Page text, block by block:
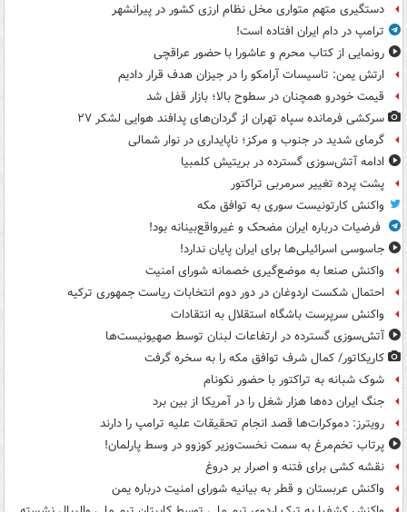
دستگیری متهم متواری مخل نظام ارزی کشور در پیرانشهر
ترامپ در دام ایران افتاده است!
رونمایی از کتاب محرم و عاشورا با حضور عراقچی
ارتش یمن: تاسیسات آرامکو را در جیزان هدف قرار دادیم
قیمت خودرو همچنان در سطوح بالا؛ بازار قفل شد
سرکشی فرمانده سپاه تهران از گردان‌های پدافند هوایی لشکر ۲۷
گرمای شدید در جنوب و مرکز؛ ناپایداری در نوار شمالی
ادامه آتش‌سوزی گسترده در بریتیش کلمبیا
پشت پرده تغییر سرمربی تراکتور
واکنش کارتونیست سوری به توافق مکه
فرضیات درباره ایران مضحک و غیرواقع‌بینانه بود!
جاسوسی اسرائیلی‌ها برای ایران پایان ندارد!
واکنش صنعا به موضع‌گیری خصمانه شورای امنیت
احتمال شکست اردوغان در دور دوم انتخابات ریاست جمهوری ترکیه
واکنش سرپرست باشگاه استقلال به انتقادات
آتش‌سوزی گسترده در ارتفاعات لبنان توسط صهیونیست‌ها
کاریکاتور/ کمال شرف توافق مکه را به سخره گرفت
شوک شبانه به تراکتور با حضور نکونام
جنگ ایران ده‌ها هزار شغل را در آمریکا از بین برد
رویترز: دموکرات‌ها قصد انجام تحقیقات علیه ترامپ را دارند
پرتاب تخم‌مرغ به سمت نخست‌وزیر کوزوو در وسط پارلمان!
نقشه کشی برای فتنه و اصرار بر دروغ
واکنش عربستان و قطر به بیانیه شورای امنیت درباره یمن